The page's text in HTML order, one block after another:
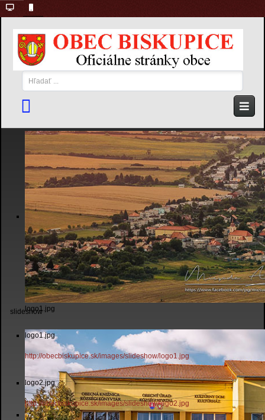
Hľadať
...
logo1.jpg
slideshow
logo1.jpg
http://obecbiskupice.sk/images/slideshow/logo1.jpg
logo2.jpg
http://obecbiskupice.sk/images/slideshow/logo2.jpg